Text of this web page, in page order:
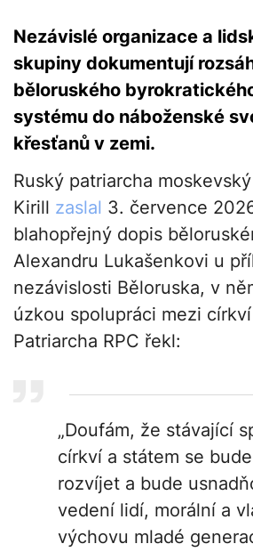
Nezávislé organizace a
skupiny dokumentují
běloruského
systému do náboženské
křesťanů v zemi.
Ruský patriarcha
Kirill zaslal 3. července
blahopřejný dopis
Alexandru Lukašenkovi u
nezávislosti Běloruska, v
úzkou spolupráci mezi
Patriarcha RPC řekl:
„Doufám, že stávající
církví a státem se
rozvíjet a bude
vedení lidí, morální a
výchovu mladé